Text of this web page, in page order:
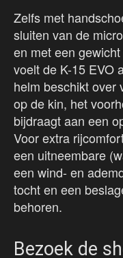
Zelfs met
sluiten van de
en met een
voelt de K-15 EVO
helm beschikt over
op de kin, het
bijdraagt aan een
Voor extra
een uitneembare
een wind- en
tocht en een
behoren.
Bezoek de